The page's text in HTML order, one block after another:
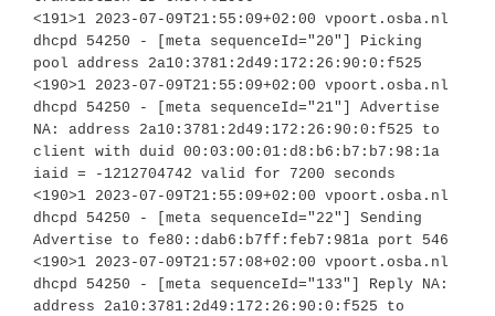
<191>1 2023-07-09T21:55:09+02:00 vpoort.osba.nl
dhcpd 54250 - [meta sequenceId="20"] Picking
pool address 2a10:3781:2d49:172:26:90:0:f525
<190>1 2023-07-09T21:55:09+02:00 vpoort.osba.nl
dhcpd 54250 - [meta sequenceId="21"] Advertise
NA: address 2a10:3781:2d49:172:26:90:0:f525 to
client with duid 00:03:00:01:d8:b6:b7:b7:98:1a
iaid = -1212704742 valid for 7200 seconds
<190>1 2023-07-09T21:55:09+02:00 vpoort.osba.nl
dhcpd 54250 - [meta sequenceId="22"] Sending
Advertise to fe80::dab6:b7ff:feb7:981a port 546
<190>1 2023-07-09T21:57:08+02:00 vpoort.osba.nl
dhcpd 54250 - [meta sequenceId="133"] Reply NA:
address 2a10:3781:2d49:172:26:90:0:f525 to